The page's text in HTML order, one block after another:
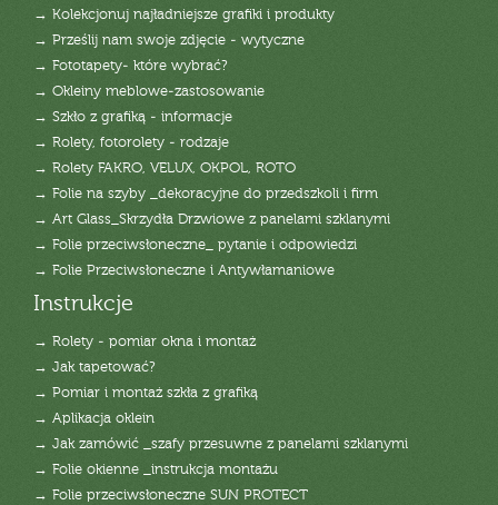
→ Kolekcjonuj najładniejsze grafiki i produkty
→ Prześlij nam swoje zdjęcie - wytyczne
→ Fototapety- które wybrać?
→ Okleiny meblowe-zastosowanie
→ Szkło z grafiką - informacje
→ Rolety, fotorolety - rodzaje
→ Rolety FAKRO, VELUX, OKPOL, ROTO
→ Folie na szyby _dekoracyjne do przedszkoli i firm
→ Art Glass_Skrzydła Drzwiowe z panelami szklanymi
→ Folie przeciwsłoneczne_ pytanie i odpowiedzi
→ Folie Przeciwsłoneczne i Antywłamaniowe
Instrukcje
→ Rolety - pomiar okna i montaż
→ Jak tapetować?
→ Pomiar i montaż szkła z grafiką
→ Aplikacja oklein
→ Jak zamówić _szafy przesuwne z panelami szklanymi
→ Folie okienne _instrukcja montażu
→ Folie przeciwsłoneczne SUN PROTECT